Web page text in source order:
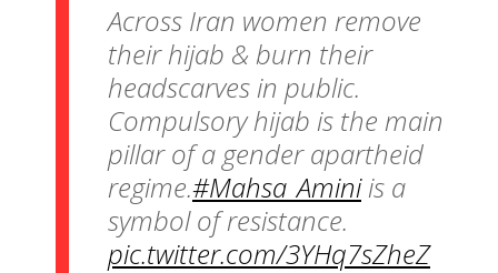
Across Iran women remove
their hijab & burn their
headscarves in public.
Compulsory hijab is the main
pillar of a gender apartheid
regime.#Mahsa_Aminiis a
symbol of resistance.
pic.twitter.com/3YHq7sZheZ